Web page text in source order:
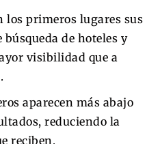
los primeros lugares sus
de hoteles y
visibilidad que a
aparecen más abajo
reduciendo la
reciben.